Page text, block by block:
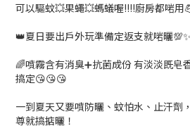
可以驅蚊💥果蠅💥螞蟻喔!!!!廚房都啱用
👑夏日要出戶外玩準備定返支就啱曬
🌈噴霧含有消臭➕抗菌成份 有淡淡既皂
搞定😘😘😘
一到夏天又要噴防曬、蚊怕水、止汗劑
尊就搞掂曬！